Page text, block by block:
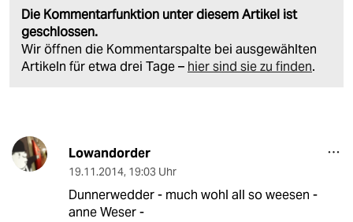
Die Kommentarfunktion unter diesem Artikel ist
geschlossen.
Wir öffnen die Kommentarspalte bei ausgewählten
Artikeln für etwa drei Tage – hier sind sie zu finden.
Lowandorder
19.11.2014, 19:03 Uhr
Dunnerwedder - much wohl all so weesen -
anne Weser -